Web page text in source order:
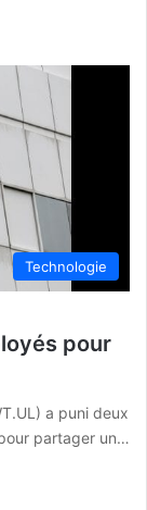
Technologie
pour
a puni deux
partager un…